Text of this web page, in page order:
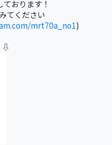
おります！
てください
mrt70a_no1)
⇩